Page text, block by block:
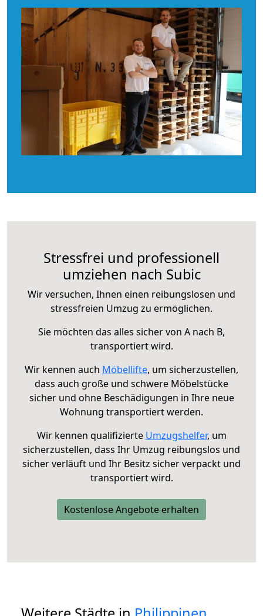
Stressfrei und professionell
umziehen nach Subic
Wir versuchen, Ihnen einen reibungslosen und
stressfreien Umzug zu ermöglichen.
Sie möchten das alles sicher von A nach B,
transportiert wird.
Wir kennen auch Möbellifte, um sicherzustellen,
dass auch große und schwere Möbelstücke
sicher und ohne Beschädigungen in Ihre neue
Wohnung transportiert werden.
Wir kennen qualifizierte Umzugshelfer, um
sicherzustellen, dass Ihr Umzug reibungslos und
sicher verläuft und Ihr Besitz sicher verpackt und
transportiert wird.
Kostenlose Angebote erhalten